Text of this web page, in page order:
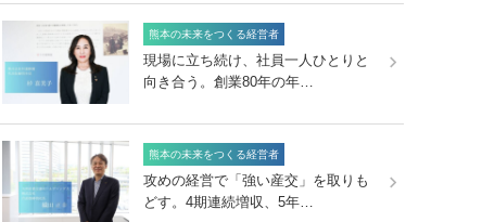
熊本の未来をつくる経営者
現場に立ち続け、社員一人ひとりと
向き合う。創業80年の年…
熊本の未来をつくる経営者
攻めの経営で「強い産交」を取りも
どす。4期連続増収、5年…